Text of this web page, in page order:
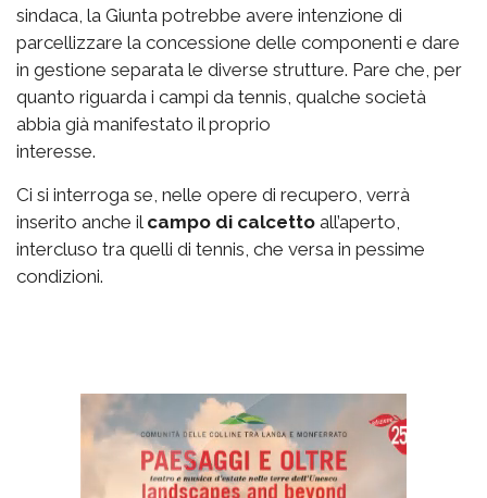
sindaca, la Giunta potrebbe avere intenzione di
parcellizzare la concessione delle componenti e dare
in gestione separata le diverse strutture. Pare che, per
quanto riguarda i campi da tennis, qualche società
abbia già manifestato il proprio
interesse.
Ci si interroga se, nelle opere di recupero, verrà
inserito anche il campo di calcetto all’aperto,
intercluso tra quelli di tennis, che versa in pessime
condizioni.